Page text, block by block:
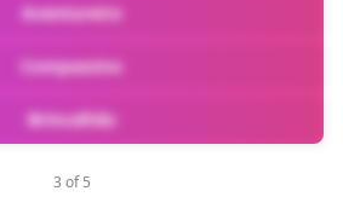
Aventureiro
Compassivo
Brincalhão
3 of 5